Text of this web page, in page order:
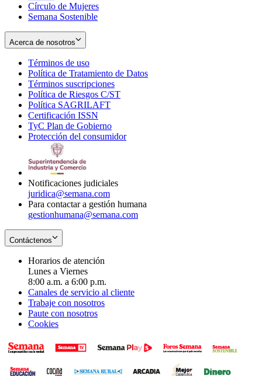
Círculo de Mujeres
Semana Sostenible
Acerca de nosotros
Términos de uso
in
new
window
Política de Tratamiento de Datos
Términos suscripciones
in
Política de Riesgos C/ST
Política SAGRILAFT
new
window
Certificación ISSN
in
new
TyC Plan de Gobierno
in
Protección del consumidorOpens
Notificaciones judiciales
juridica@semana.com
Para contactar a gestión humana
gestionhumana@semana.com
Contáctenos
Horarios de atención
Lunes a Viernes
8:00 a.m. a 6:00 p.m.
Canales de servicio al cliente
Trabaje con nosotros
Paute con nosotros
Cookies